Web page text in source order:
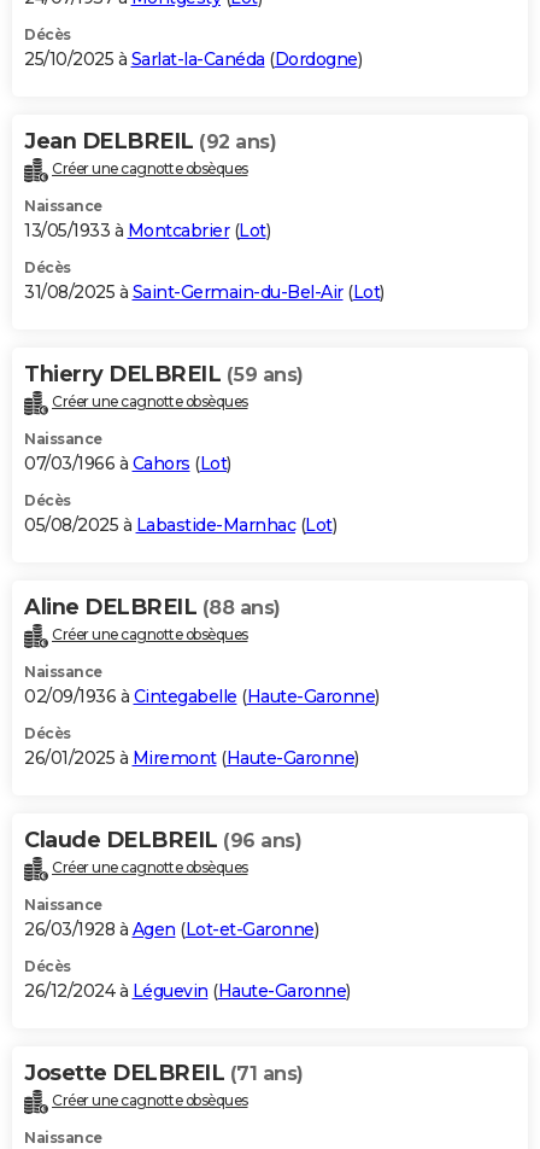
Décès
25/10/2025 à Sarlat-la-Canéda (Dordogne)
Jean DELBREIL (92 ans)
Créer une cagnotte obsèques
Naissance
13/05/1933 à Montcabrier(Lot)
Décès
31/08/2025 à Saint-Germain-du-Bel-Air(Lot)
Thierry DELBREIL (59 ans)
Créer une cagnotte obsèques
Naissance
07/03/1966 à Cahors (Lot)
Décès
05/08/2025 à Labastide-Marnhac(Lot)
Aline DELBREIL (88 ans)
Créer une cagnotte obsèques
Naissance
02/09/1936 à Cintegabelle (Haute-Garonne)
Décès
26/01/2025 à Miremont(Haute-Garonne)
Claude DELBREIL (96 ans)
Créer une cagnotte obsèques
Naissance
26/03/1928 à Agen (Lot-et-Garonne)
Décès
26/12/2024 à Léguevin (Haute-Garonne)
Josette DELBREIL (71 ans)
Créer une cagnotte obsèques
Naissance